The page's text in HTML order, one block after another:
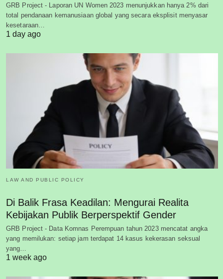
GRB Project - Laporan UN Women 2023 menunjukkan hanya 2% dari
total pendanaan kemanusiaan global yang secara eksplisit menyasar
kesetaraan…
1 day ago
LAW AND PUBLIC POLICY
Di Balik Frasa Keadilan: Mengurai Realita
Kebijakan Publik Berperspektif Gender
GRB Project - Data Komnas Perempuan tahun 2023 mencatat angka
yang memilukan: setiap jam terdapat 14 kasus kekerasan seksual
yang…
1 week ago